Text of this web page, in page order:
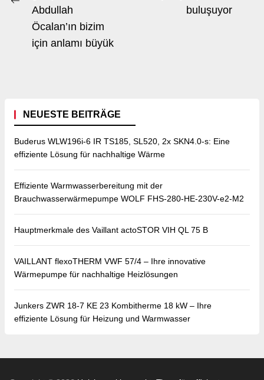
Previous
post:
Abdullah
Öcalan’ın bizim
için anlamı büyük
buluşuyor
NEUESTE BEITRÄGE
Buderus WLW196i-6 IR TS185, SL520, 2x SKN4.0-s: Eine
effiziente Lösung für nachhaltige Wärme
Effiziente Warmwasserbereitung mit der
Brauchwasserwärmepumpe WOLF FHS-280-HE-230V-e2-M2
Hauptmerkmale des Vaillant actoSTOR VIH QL 75 B
VAILLANT flexoTHERM VWF 57/4 – Ihre innovative
Wärmepumpe für nachhaltige Heizlösungen
Junkers ZWR 18-7 KE 23 Kombitherme 18 kW – Ihre
effiziente Lösung für Heizung und Warmwasser